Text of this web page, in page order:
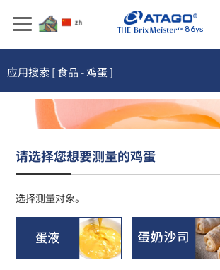
86ys
应用搜索 [ 食品 - 鸡蛋 ]
请选择您想要测量的鸡蛋
选择测量对象。